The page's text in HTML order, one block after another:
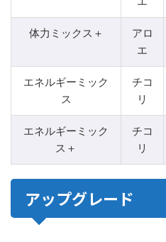
体力ミックス＋
アロ
エ
エネルギーミック
ス
チコ
リ
エネルギーミック
ス＋
チコ
リ
アップグレード